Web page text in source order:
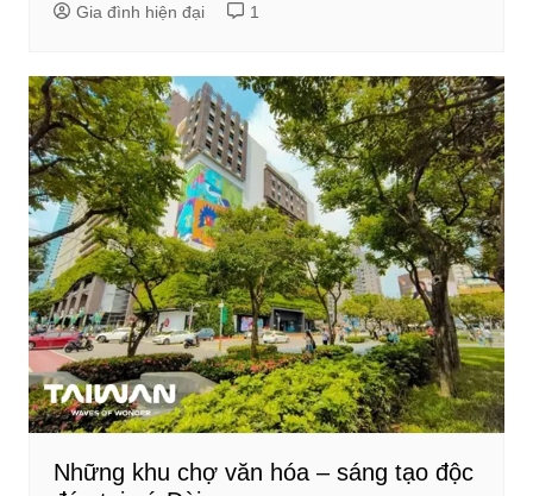
Gia đình hiện đại 1
Những khu chợ văn hóa – sáng tạo độc